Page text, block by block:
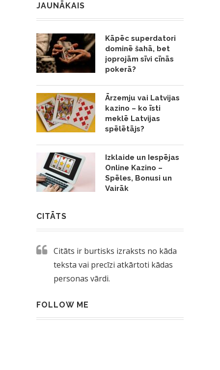
JAUNĀKAIS
Kāpēc superdatori
dominē šahā, bet
joprojām sīvi cīnās
pokerā?
Ārzemju vai Latvijas
kazino – ko īsti
meklē Latvijas
spēlētājs?
Izklaide un Iespējas
Online Kazino –
Spēles, Bonusi un
Vairāk
CITĀTS
Citāts ir burtisks izraksts no kāda
teksta vai precīzi atkārtoti kādas
personas vārdi.
FOLLOW ME